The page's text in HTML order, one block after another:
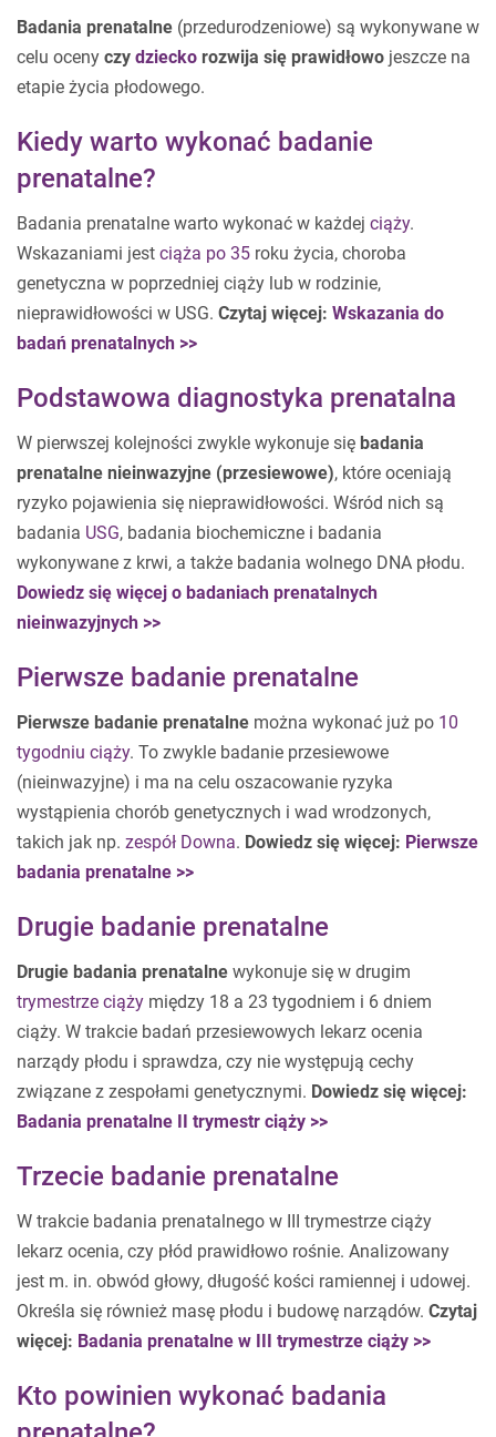
Badania prenatalne (przedurodzeniowe) są wykonywane w
celu oceny czy dziecko rozwija się prawidłowo jeszcze na
etapie życia płodowego.
Kiedy warto wykonać badanie
prenatalne?
Badania prenatalne warto wykonać w każdej ciąży.
Wskazaniami jest ciąża po 35 roku życia, choroba
genetyczna w poprzedniej ciąży lub w rodzinie,
nieprawidłowości w USG. Czytaj więcej: Wskazania do
badań prenatalnych >>
Podstawowa diagnostyka prenatalna
W pierwszej kolejności zwykle wykonuje się badania
prenatalne nieinwazyjne (przesiewowe), które oceniają
ryzyko pojawienia się nieprawidłowości. Wśród nich są
badania USG, badania biochemiczne i badania
wykonywane z krwi, a także badania wolnego DNA płodu.
Dowiedz się więcej o badaniach prenatalnych
nieinwazyjnych >>
Pierwsze badanie prenatalne
Pierwsze badanie prenatalne można wykonać już po 10
tygodniu ciąży. To zwykle badanie przesiewowe
(nieinwazyjne) i ma na celu oszacowanie ryzyka
wystąpienia chorób genetycznych i wad wrodzonych,
takich jak np. zespół Downa. Dowiedz się więcej: Pierwsze
badania prenatalne >>
Drugie badanie prenatalne
Drugie badania prenatalne wykonuje się w drugim
trymestrze ciąży między 18 a 23 tygodniem i 6 dniem
ciąży. W trakcie badań przesiewowych lekarz ocenia
narządy płodu i sprawdza, czy nie występują cechy
związane z zespołami genetycznymi. Dowiedz się więcej:
Badania prenatalne II trymestr ciąży >>
Trzecie badanie prenatalne
W trakcie badania prenatalnego w III trymestrze ciąży
lekarz ocenia, czy płód prawidłowo rośnie. Analizowany
jest m. in. obwód głowy, długość kości ramiennej i udowej.
Określa się również masę płodu i budowę narządów. Czytaj
więcej: Badania prenatalne w III trymestrze ciąży >>
Kto powinien wykonać badania